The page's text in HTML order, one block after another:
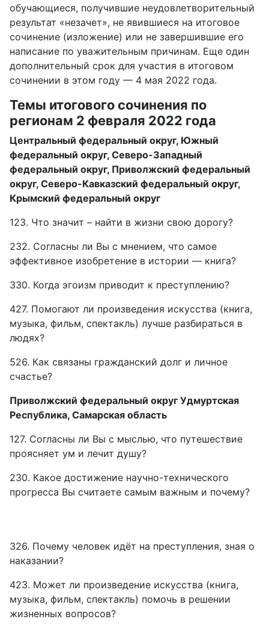
обучающиеся, получившие неудовлетворительный
результат «незачет», не явившиеся на итоговое
сочинение (изложение) или не завершившие его
написание по уважительным причинам. Еще один
дополнительный срок для участия в итоговом
сочинении в этом году — 4 мая 2022 года.
Темы итогового сочинения по
регионам 2 февраля 2022 года
Центральный федеральный округ, Южный
федеральный округ, Северо-Западный
федеральный округ, Приволжский федеральный
округ, Северо-Кавказский федеральный округ,
Крымский федеральный округ
123. Что значит – найти в жизни свою дорогу?
232. Согласны ли Вы с мнением, что самое
эффективное изобретение в истории — книга?
330. Когда эгоизм приводит к преступлению?
427. Помогают ли произведения искусства (книга,
музыка, фильм, спектакль) лучше разбираться в
людях?
526. Как связаны гражданский долг и личное
счастье?
Приволжский федеральный округ Удмуртская
Республика, Самарская область
127. Согласны ли Вы с мыслью, что путешествие
проясняет ум и лечит душу?
230. Какое достижение научно-технического
прогресса Вы считаете самым важным и почему?
326. Почему человек идёт на преступления, зная о
наказании?
423. Может ли произведение искусства (книга,
музыка, фильм, спектакль) помочь в решении
жизненных вопросов?